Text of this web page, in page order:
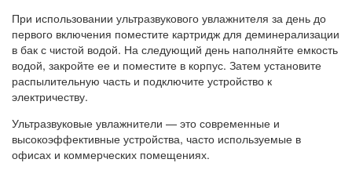
При использовании ультразвукового увлажнителя за день до
первого включения поместите картридж для деминерализации
в бак с чистой водой. На следующий день наполняйте емкость
водой, закройте ее и поместите в корпус. Затем установите
распылительную часть и подключите устройство к
электричеству.
Ультразвуковые увлажнители — это современные и
высокоэффективные устройства, часто используемые в
офисах и коммерческих помещениях.